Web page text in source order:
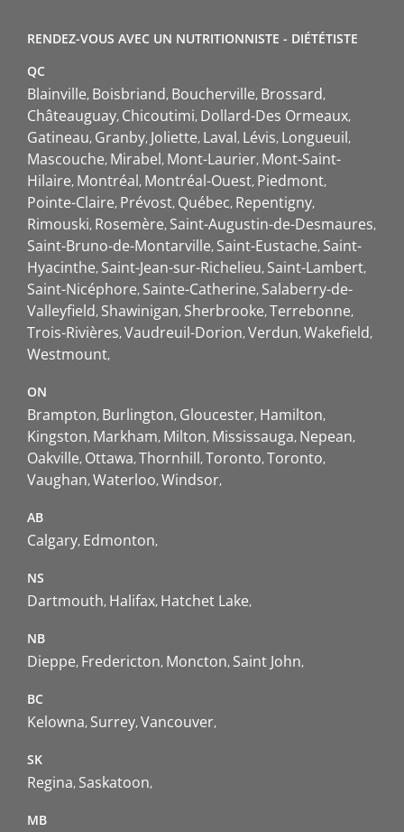
RENDEZ-VOUS AVEC UN NUTRITIONNISTE - DIÉTÉTISTE
QC
Blainville Boisbriand Boucherville Brossard
Châteauguay Chicoutimi Dollard-Des Ormeaux
Gatineau Granby Joliette Laval Lévis Longueuil
Mascouche Mirabel Mont-Laurier Mont-Saint-
Hilaire Montréal Montréal-Ouest Piedmont
Pointe-Claire Prévost Québec Repentigny
Rimouski Rosemère Saint-Augustin-de-Desmaures
Saint-Bruno-de-Montarville Saint-Eustache Saint-
Hyacinthe Saint-Jean-sur-Richelieu Saint-Lambert
Saint-Nicéphore Sainte-Catherine Salaberry-de-
Valleyfield Shawinigan Sherbrooke Terrebonne
Trois-Rivières Vaudreuil-Dorion Verdun Wakefield
Westmount
ON
Brampton Burlington Gloucester Hamilton
Kingston Markham Milton Mississauga Nepean
Oakville Ottawa Thornhill Toronto Toronto
Vaughan Waterloo Windsor
AB
Calgary Edmonton
NS
Dartmouth Halifax Hatchet Lake
NB
Dieppe Fredericton Moncton Saint John
BC
Kelowna Surrey Vancouver
SK
Regina Saskatoon
MB